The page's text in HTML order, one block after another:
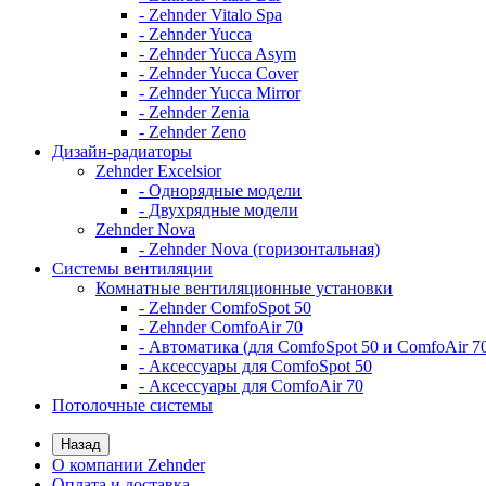
- Zehnder Vitalo Spa
- Zehnder Yucca
- Zehnder Yucca Asym
- Zehnder Yucca Cover
- Zehnder Yucca Mirror
- Zehnder Zenia
- Zehnder Zeno
Дизайн-радиаторы
Zehnder Excelsior
- Однорядные модели
- Двухрядные модели
Zehnder Nova
- Zehnder Nova (горизонтальная)
Системы вентиляции
Комнатные вентиляционные установки
- Zehnder ComfoSpot 50
- Zehnder ComfoAir 70
- Автоматика (для ComfoSpot 50 и ComfoAir
- Аксессуары для ComfoSpot 50
- Аксессуары для ComfoAir 70
Потолочные системы
Назад
О компании Zehnder